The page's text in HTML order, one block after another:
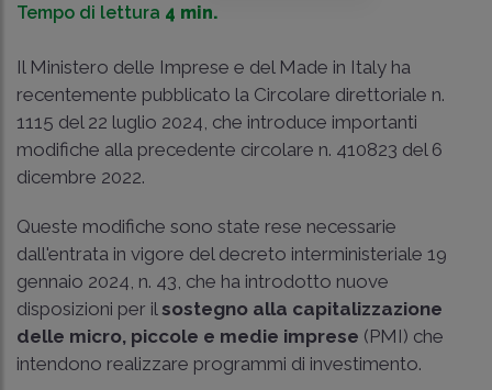
Tempo di lettura 4 min.
Il Ministero delle Imprese e del Made in Italy ha
recentemente pubblicato la Circolare direttoriale n.
1115 del 22 luglio 2024, che introduce importanti
modifiche alla precedente circolare n. 410823 del 6
dicembre 2022.
Queste modifiche sono state rese necessarie
dall'entrata in vigore del decreto interministeriale 19
gennaio 2024, n. 43, che ha introdotto nuove
disposizioni per il sostegno alla capitalizzazione
delle micro, piccole e medie imprese (PMI) che
intendono realizzare programmi di investimento.